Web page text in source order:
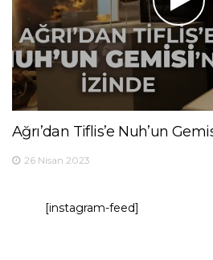
Ağrı’dan Tiflis’e Nuh’un
26 Nisan 2023
[instagram-feed]